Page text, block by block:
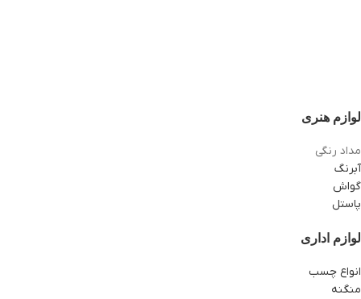
لوازم هنری
مداد رنگی
آبرنگ
گواش
پاستل
لوازم اداری
انواع چسب
منگنه